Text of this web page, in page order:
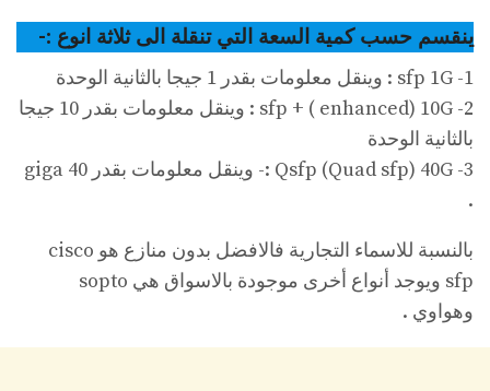
ينقسم حسب كمية السعة التي تنقلة الى ثلاثة انوع :-
1- sfp 1G : وينقل معلومات بقدر 1 جيجا بالثانية الوحدة
2- sfp + ( enhanced) 10G : وينقل معلومات بقدر 10 جيجا
بالثانية الوحدة
3- Qsfp (Quad sfp) 40G :- وينقل معلومات بقدر 40 giga
.
بالنسبة للاسماء التجارية فالافضل بدون منازع هو cisco
sfp ويوجد أنواع أخرى موجودة بالاسواق هي sopto
وهواوي .